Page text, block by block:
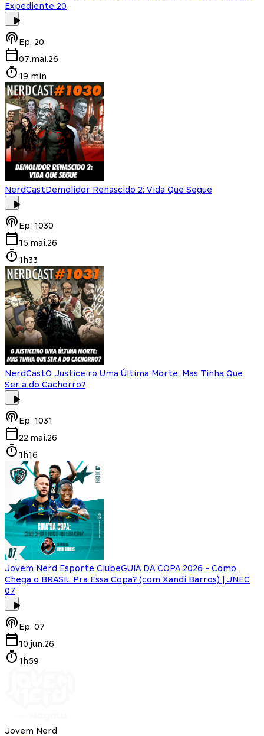
Expediente 20
Ep. 20
07.mai.26
19 min
NerdCastDemolidor Renascido 2: Vida Que Segue
Ep. 1030
15.mai.26
1h33
NerdCastO Justiceiro Uma Última Morte: Mas Tinha Que
Ser a do Cachorro?
Ep. 1031
22.mai.26
1h16
Jovem Nerd Esporte ClubeGUIA DA COPA 2026 - Como
Chega o BRASIL Pra Essa Copa? (com Xandi Barros) | JNEC
07
Ep. 07
10.jun.26
1h59
Jovem Nerd